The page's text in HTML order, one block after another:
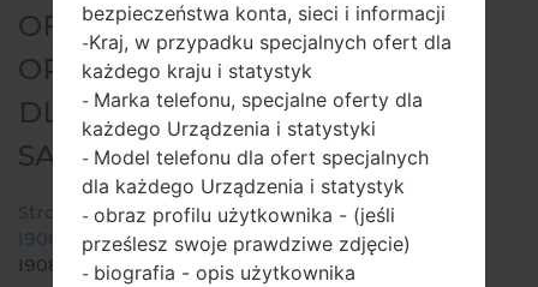
OFICJALNE
OPROGRAMOWANIE #22815
DLA: GT-I9080L -
SAMSUNGGALAXY GRAND
Strona startowa →Galaxy Grand →SamsungGT-
I9080L
→GT-
I9080L_1_20150916171513_fyiksn6gug_fac.zip
bezpieczeństwa konta, sieci i informacji
-Kraj, w przypadku specjalnych ofert dla
każdego kraju i statystyk
- Marka telefonu, specjalne oferty dla
każdego Urządzenia i statystyki
- Model telefonu dla ofert specjalnych
dla każdego Urządzenia i statystyk
- obraz profilu użytkownika - (jeśli
prześlesz swoje prawdziwe zdjęcie)
- biografia - opis użytkownika